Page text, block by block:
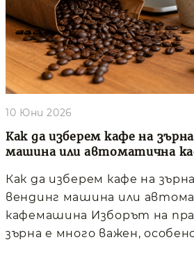
Как да изберем кафе на
машина или автоматична
10 Юни 2026
Как да изберем кафе на
вендинг машина или
кафемашина Изборът на
зърна е много важен,